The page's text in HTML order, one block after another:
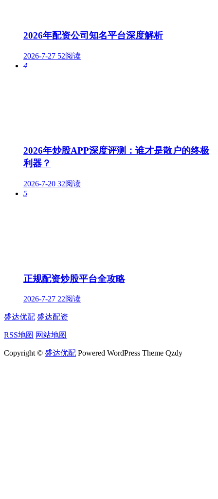
2026年配资公司知名平台深度解析
2026-7-27 52阅读
4
2026年炒股APP深度评测：谁才是散户的终极
利器？
2026-7-20 32阅读
5
正规配资炒股平台全攻略
2026-7-27 22阅读
盛达优配 盛达配资
RSS地图 网站地图
Copyright © 盛达优配 Powered WordPress Theme Qzdy